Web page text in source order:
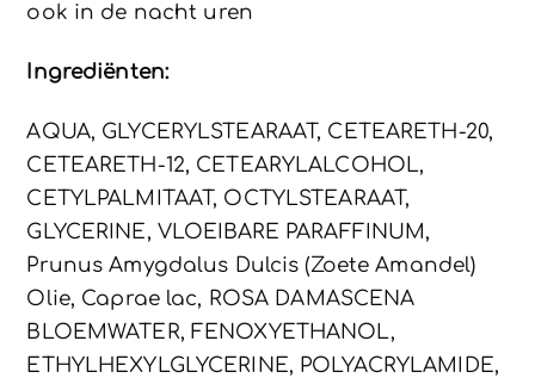
ook in de nacht uren
Ingrediënten:
AQUA, GLYCERYLSTEARAAT, CETEARETH-20,
CETEARETH-12, CETEARYLALCOHOL,
CETYLPALMITAAT, OCTYLSTEARAAT,
GLYCERINE, VLOEIBARE PARAFFINUM,
Prunus Amygdalus Dulcis (Zoete Amandel)
Olie, Caprae lac, ROSA DAMASCENA
BLOEMWATER, FENOXYETHANOL,
ETHYLHEXYLGLYCERINE, POLYACRYLAMIDE,